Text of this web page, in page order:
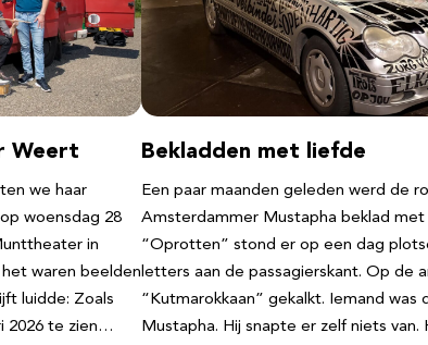
Weert
we haar
woensdag 28
in
waren beelden
luidde: Zoals
2026 te zien…
Bekladden met liefde
Een paar maanden geleden werd de
Amsterdammer Mustapha beklad met
“Oprotten” stond er op een dag
letters aan de passagierskant. Op de
“Kutmarokkaan” gekalkt. Iemand was
Mustapha. Hij snapte er zelf niets van.